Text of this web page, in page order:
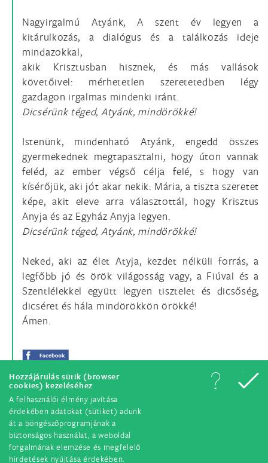
Hozzájárulás sütik (browser
cookies) kezeléséhez
A felhasználói élmény javítása
érdekében adatokat (sütiket) adunk
át a böngészőprogramjának a
biztonságos használat, a weboldal
forgalmának elemzése és megfelelő
hirdetések nyújtása érdekében.
Nagyirgalmú Atyánk, A szent év legyen a
kitárulkozás, a dialógus és a találkozás ideje
mindazokkal,
akik Krisztusban hisznek, és más vallások
követőivel: mérhetetlen szeretetedben légy
gazdagon irgalmas mindenki iránt.
Dicsérünk téged, Atyánk, mindörökké!
Istenünk, mindenható Atyánk, engedd összes
gyermekednek megtapasztalni, hogy úton vannak
feléd, az ember végső célja felé, s hogy van
kísérőjük, aki jót akar nekik: Mária, a tiszta szeretet
képe, akit eleve arra választottál, hogy Krisztus
Anyja és az Egyház Anyja legyen.
Dicsérünk téged, Atyánk, mindörökké!
Neked, aki az élet Atyja, kezdet nélküli forrás, a
legfőbb jó és örök világosság vagy, a Fiúval és a
Szentlélekkel együtt legyen tisztelet és dicsőség,
dicséret és hála mindörökkön örökké!
Ámen.
© Minden jog fenntartva. 2018.